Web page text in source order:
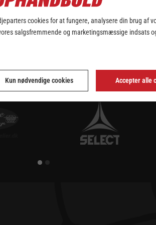
storsejrede med 38-26 over Silkeborg-Voel
med 4-0. Herfra udbyggedes føringen, der
der i sidste ende medførte stor-sejren på 12
til Best Player. Begge Team Esbjerg.
cookies for at fungere, analysere din brug af
salgsfremmende og marketingsmæssige indsats
Kun nødvendige cookies Accepter alle